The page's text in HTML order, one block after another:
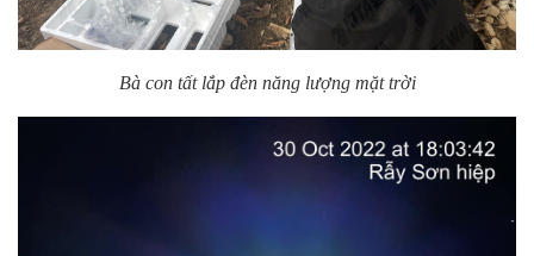
Bà con tất lắp đèn năng lượng mặt trời